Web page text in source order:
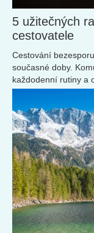
5 užitečných
cestovatele
Cestování
současné doby.
každodenní rutiny a
pro vás několik tipů,